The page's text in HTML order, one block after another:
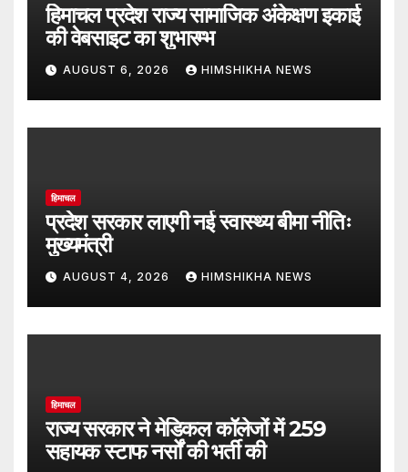
हिमाचल प्रदेश राज्य सामाजिक अंकेक्षण इकाई
की वेबसाइट का शुभारम्भ
AUGUST 6, 2026 HIMSHIKHA NEWS
हिमाचल
प्रदेश सरकार लाएगी नई स्वास्थ्य बीमा नीतिः
मुख्यमंत्री
AUGUST 4, 2026 HIMSHIKHA NEWS
हिमाचल
राज्य सरकार ने मेडिकल कॉलेजों में 259
सहायक स्टाफ नर्सों की भर्ती की